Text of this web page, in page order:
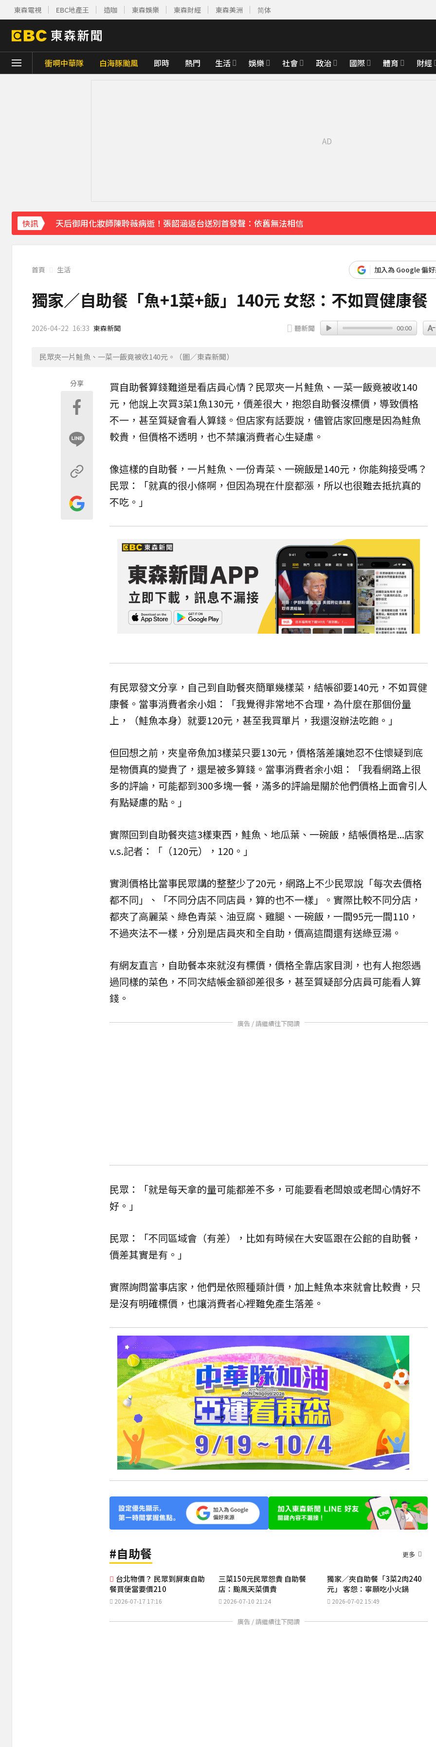
東森電視 EBC地產王 造咖 東森娛樂 東森財經 東森美洲 简体
衝啊中華隊 白海豚颱風 即時 熱門 生活 娛樂 社會 政治 國際 體育 財經
快訊
天后御用化妝師陳聆薇病逝！張韶涵返台送別首發聲：依舊無法相信
《大熱門》收攤1年！吳宗憲率Lulu、陳漢典再合體：我們還是回來了
下載東森App，隨時掌握天下大小事！
《理財達人秀》X 安聯投信免費講座報名中！搶先卡位 2027
首頁 生活 加入為 Google 偏
獨家／自助餐「魚+1菜+飯」140元 女怒：不如買健康餐
2026-04-22 16:33 東森新聞 聽新聞 00:00
民眾夾一片鮭魚、一菜一飯竟被收140元。（圖／東森新聞）
分享 買自助餐算錢難道是看店員心情 ？民眾夾一片鮭魚、一菜一飯竟被收140
元，他說上次買3菜1魚130元，價差很大，抱怨自助餐沒標價，導致價格
不一，甚至質疑會看人算錢。但店家有話要說，儘管店家回應是因為鮭魚
較貴，但價格不透明，也不禁讓消費者心生疑慮。
像這樣的自助餐，一片鮭魚、一份青菜、一碗飯是140元，你能夠接受嗎？
民眾：「就真的很小條啊，但因為現在什麼都漲，所以也很難去抵抗真的
不吃。」
有民眾發文分享，自己到自助餐夾簡單幾樣菜，結帳卻要140元，不如買健
康餐 。當事消費者余小姐：「我覺得非常地不合理，為什麼在那個份量
上，（鮭魚本身）就要120元，甚至我買單片，我還沒辦法吃飽。」
但回想之前，夾皇帝魚加3樣菜只要130元，價格落差讓她忍不住懷疑到底
是物價真的變貴了，還是被多算錢。當事消費者余小姐：「我看網路上很
多的評論，可能都到300多塊一餐，滿多的評論是關於他們價格上面會引人
有點疑慮的點。」
實際回到自助餐夾這3樣東西，鮭魚、地瓜葉、一碗飯，結帳價格是...店家
v.s.記者：「（120元），120。」
實測價格比當事民眾講的整整少了20元，網路上不少民眾說「每次去價格
都不同」、「不同分店不同店員，算的也不一樣」。實際比較不同分店，
都夾了高麗菜、綠色青菜、油豆腐、雞腿、一碗飯，一間95元一間110，
不過夾法不一樣，分別是店員夾和全自助，價高這間還有送綠豆湯。
有網友直言，自助餐本來就沒有標價，價格全靠店家目測，也有人抱怨遇
過同樣的菜色，不同次結帳金額卻差很多，甚至質疑部分店員可能看人算
錢。
廣告 / 請繼續往下閱讀
民眾：「就是每天拿的量可能都差不多，可能要看老闆娘或老闆心情好不
好。」
民眾：「不同區域會（有差），比如有時候在大安區跟在公館的自助餐，
價差其實是有。」
實際詢問當事店家，他們是依照種類計價，加上鮭魚本來就會比較貴，只
是沒有明確標價，也讓消費者心裡難免產生落差。
#自助餐 更多
台北物價？ 民眾到屏東自助
餐買便當要價210
2026-07-17 17:16
三菜150元民眾怨貴 自助餐
店：颱風天菜價貴
2026-07-10 21:24
獨家／夾自助餐「3菜2肉240
元」 客怨：寧願吃小火鍋
2026-07-02 15:49
廣告 / 請繼續往下閱讀